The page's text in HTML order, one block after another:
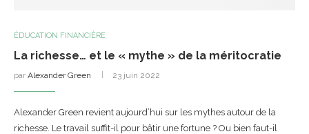
ÉDUCATION FINANCIÈRE
La richesse… et le « mythe » de la méritocratie
par Alexander Green 23 juin 2022
Alexander Green revient aujourd’hui sur les mythes autour de la
richesse. Le travail suffit-il pour bâtir une fortune ? Ou bien faut-il